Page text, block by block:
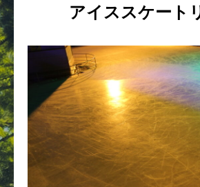
アイススケート